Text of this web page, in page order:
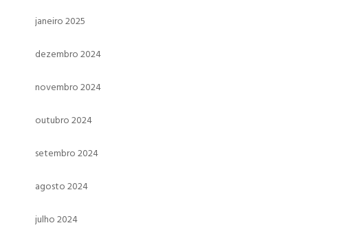
janeiro 2025
dezembro 2024
novembro 2024
outubro 2024
setembro 2024
agosto 2024
julho 2024